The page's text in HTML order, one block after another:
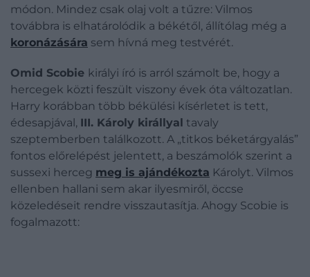
módon. Mindez csak olaj volt a tűzre: Vilmos
továbbra is elhatárolódik a békétől, állítólag még a
koronázására sem hívná meg testvérét.
Omid Scobie királyi író is arról számolt be, hogy a
hercegek közti feszült viszony évek óta változatlan.
Harry korábban több békülési kísérletet is tett,
édesapjával, III. Károly királlyal tavaly
szeptemberben találkozott. A „titkos béketárgyalás”
fontos előrelépést jelentett, a beszámolók szerint a
sussexi herceg meg is ajándékozta Károlyt. Vilmos
ellenben hallani sem akar ilyesmiről, öccse
közeledéseit rendre visszautasítja. Ahogy Scobie is
fogalmazott: